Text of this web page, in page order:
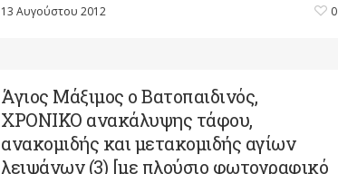
13 Αυγούστου 2012 0
Άγιος Μάξιμος ο Βατοπαιδινός,
ΧΡΟΝΙΚΟ ανακάλυψης τάφου,
ανακομιδής και μετακομιδής αγίων
λειψάνων (3) [με πλούσιο φωτογραφικό